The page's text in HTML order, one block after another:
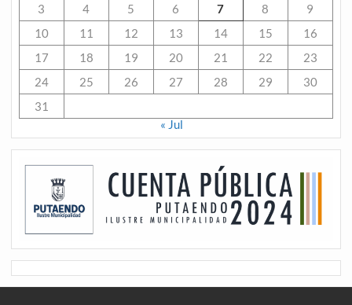
3
4 5 6 7 8
9
10
11 12 13 14 15
16
17
18 19 20 21 22
23
24
25 26 27 28 29
30
31
« Jul